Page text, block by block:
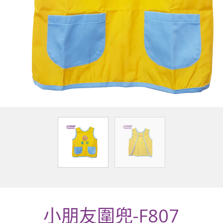
小朋友圍兜-F807